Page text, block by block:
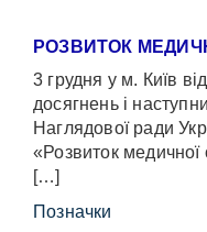
РОЗВИТОК
3 грудня у м. Київ
досягнень і
Наглядової ради
«Розвиток медичної
[…]
Позначки